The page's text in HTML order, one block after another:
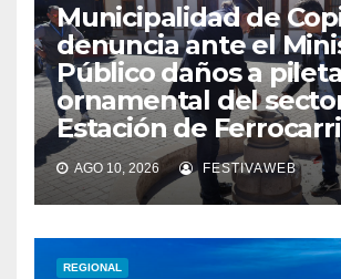
Municipalidad de
denuncia ante el
Público daños a pileta
ornamental del
Estación de
AGO 10, 2026 FESTIVAWEB
REGIONAL